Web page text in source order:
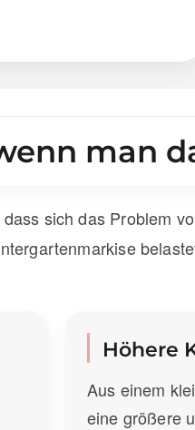
man
sich das Problem
Höhere
Aus einem
eine größere